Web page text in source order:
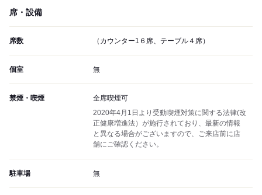
席・設備
席数 （カウンター1６席、テーブル４席）
個室 無
禁煙・喫煙
全席喫煙可
2020年4月1日より受動喫煙対策に関する法律(改
正健康増進法）が施行されており、最新の情報
と異なる場合がございますので、ご来店前に店
舗にご確認ください。
駐車場 無